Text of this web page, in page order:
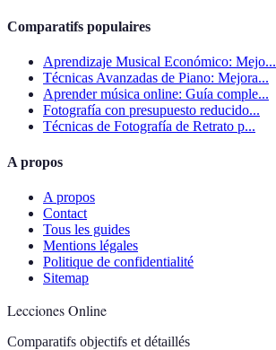
Comparatifs populaires
Aprendizaje Musical Económico: Mejo...
Técnicas Avanzadas de Piano: Mejora...
Aprender música online: Guía comple...
Fotografía con presupuesto reducido...
Técnicas de Fotografía de Retrato p...
A propos
A propos
Contact
Tous les guides
Mentions légales
Politique de confidentialité
Sitemap
Lecciones Online
Comparatifs objectifs et détaillés